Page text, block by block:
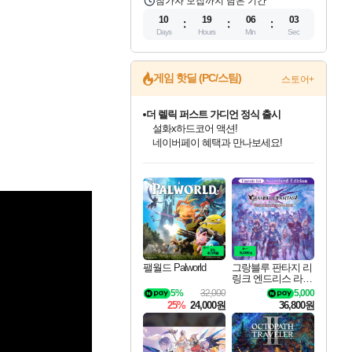
10
Days
19
Hours
06
Min
01
Sec
게임 핫딜 (PC/스팀) 스토어+
최대 90% 할인가를 만나보세요!
네이버혜택과 함께 만나보세요!
50%할인&추가 적립까지!
네이버 포인트 혜택까지!
이니&베니 혜택까지!
네이버 혜택가와 함께 예약하세요!
할인&네이버혜택으로 만나보세요!
더 렐릭 퍼스트 가디언 정식 출시
설화x하드코어 액션!
네이버페이 혜택과 만나보세요!
40주년 프로모션으로 만나보세요!
할인가에 만나보세요!
일부 에디션 상시 할인!
혜택으로 예약 판매 중
편안하게 충전하세요
팰월드 Palworld
32,000
5%
25% 24,000원
그랑블루 판타지 리
링크 엔드리스 라그
나로크 업그레이드
킷 Granblue Fantasy
Relink Endless Ragn
arok Upgrade Kit DL
C
5,000
36,800원